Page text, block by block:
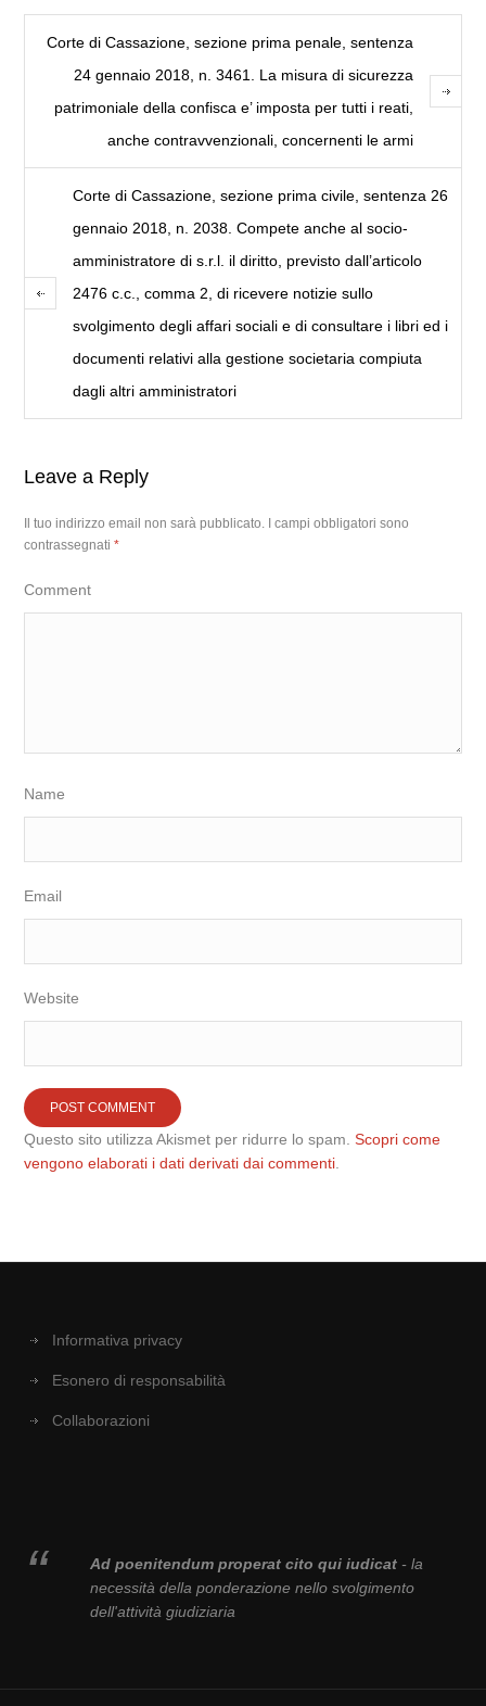
Corte di Cassazione, sezione prima penale, sentenza
24 gennaio 2018, n. 3461. La misura di sicurezza
patrimoniale della confisca e’ imposta per tutti i reati,
anche contravvenzionali, concernenti le armi
Corte di Cassazione, sezione prima civile, sentenza 26
gennaio 2018, n. 2038. Compete anche al socio-
amministratore di s.r.l. il diritto, previsto dall’articolo
2476 c.c., comma 2, di ricevere notizie sullo
svolgimento degli affari sociali e di consultare i libri ed i
documenti relativi alla gestione societaria compiuta
dagli altri amministratori
Leave a Reply
Il tuo indirizzo email non sarà pubblicato.
I campi obbligatori sono
contrassegnati*
Comment
Name
Email
Website
Questo sito utilizza Akismet per ridurre lo spam.Scopri come
vengono elaborati i dati derivati dai commenti
Informativa privacy
Esonero di responsabilità
Collaborazioni
Ad poenitendum properat cito qui iudicat- la
necessità della ponderazione nello svolgimento
dell'attività giudiziaria